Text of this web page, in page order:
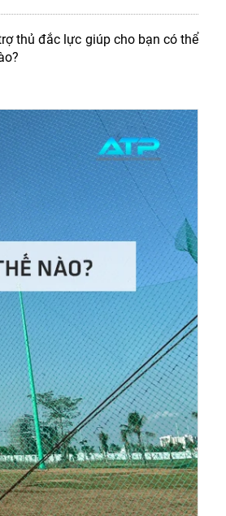
thủ đắc lực giúp cho bạn có thể